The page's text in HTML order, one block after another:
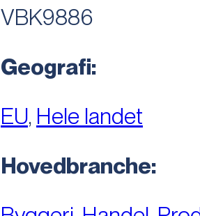
VBK9886
Geografi:
EU, Hele landet
Hovedbranche: